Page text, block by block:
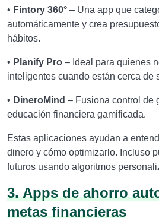
• Fintory 360° – Una app que
automáticamente y crea
hábitos.
• Planify Pro – Ideal para quienes
inteligentes cuando están cerca de
• DineroMind – Fusiona control de
educación financiera gamificada.
Estas aplicaciones ayudan a
dinero y cómo optimizarlo. Incluso
futuros usando algoritmos
3. Apps de ahorro
metas financieras